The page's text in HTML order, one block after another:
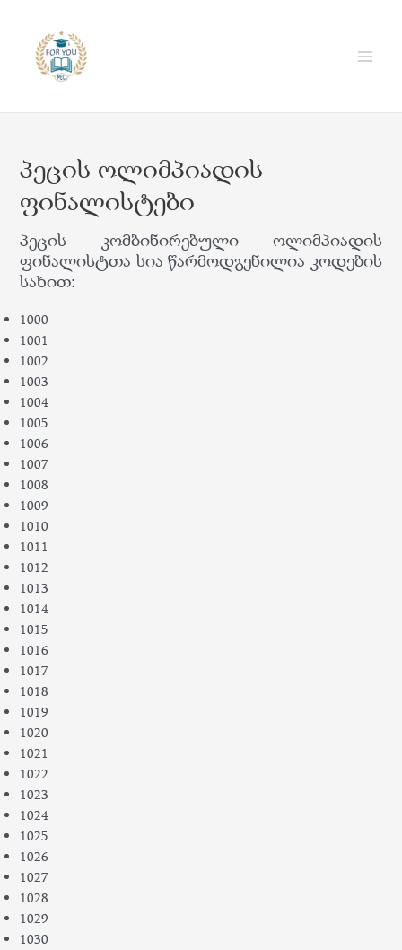
content
პეცის ოლიმპიადის
ფინალისტები
პეცის კომბინირებული ოლიმპიადის
ფინალისტთა სია წარმოდგენილია კოდების
სახით:
1000
1001
1002
1003
1004
1005
1006
1007
1008
1009
1010
1011
1012
1013
1014
1015
1016
1017
1018
1019
1020
1021
1022
1023
1024
1025
1026
1027
1028
1029
1030